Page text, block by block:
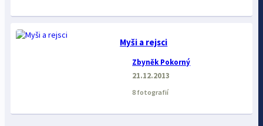
Myši a rejsci
Zbyněk Pokorný
21.12.2013
8 fotografií